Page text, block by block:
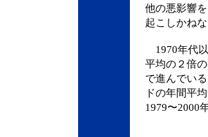
他の悪影響
起こしかね
1970年代
平均の２倍
で進んでい
ドの年間平
1979〜2000